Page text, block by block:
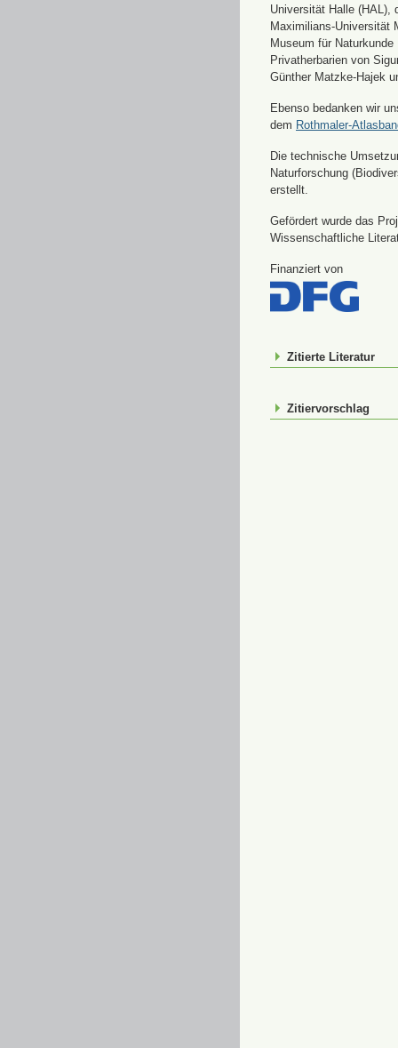
Universität Halle (HAL),
Maximilians-Universität
Museum für
Privatherbarien von
Günther Matzke-Hajek
Ebenso bedanken wir
dem Rothmaler-
Die technische
Naturforschung
erstellt.
Gefördert wurde das
Wissenschaftliche
Finanziert von
Zitierte Literatur
Zitiervorschlag